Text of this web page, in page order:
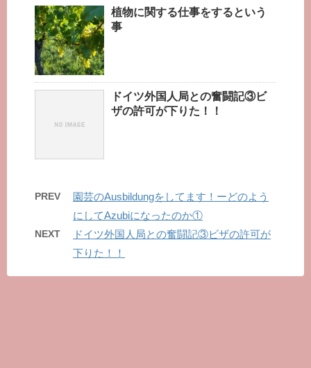
植物に関する仕事をするという
事
ドイツ外国人局との奮闘記③ビ
ザの許可が下りた！！
PREV
園芸のAusbildungをしてます！ーどのよう
にしてAzubiになったのか①
NEXT
ドイツ外国人局との奮闘記③ビザの許可が
下りた！！